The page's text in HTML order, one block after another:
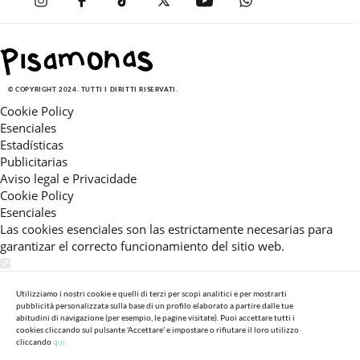
© COPYRIGHT 2024. TUTTI I DIRITTI RISERVATI.
Cookie Policy
Esenciales
Estadísticas
Publicitarias
Aviso legal e Privacidade
Cookie Policy
Esenciales
Las cookies esenciales son las estrictamente necesarias para
garantizar el correcto funcionamiento del sitio web.
Estas cookies nos permiten ofrecerle una experiencia en el sitio
adaptada a su navegación (recomendaciones de producto
personalizadas, énfasis en categorías frecuentemente
consultadas, etc).Al activar esta cookie, nos ayuda a mejorar aún
Utilizziamo i nostri cookie e quelli di terzi per scopi analitici e per mostrarti
pubblicità personalizzata sulla base di un profilo elaborato a partire dalle tue
abitudini di navigazione (per esempio, le pagine visitate). Puoi accettare tutti i
cookies cliccando sul pulsante 'Accettare' e impostare o rifiutare il loro utilizzo
cliccandoqui.